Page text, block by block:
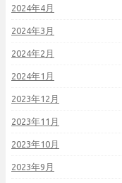
2024年4月
2024年3月
2024年2月
2024年1月
2023年12月
2023年11月
2023年10月
2023年9月